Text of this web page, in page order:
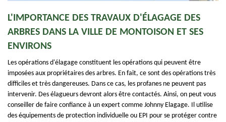
L'IMPORTANCE DES TRAVAUX D'ÉLAGAGE DES
ARBRES DANS LA VILLE DE MONTOISON ET SES
ENVIRONS
Les opérations d'élagage constituent les opérations qui peuvent être
imposées aux propriétaires des arbres. En fait, ce sont des opérations très
difficiles et très dangereuses. Dans ce cas, les profanes ne peuvent pas
intervenir. Des élagueurs devront alors être contactés. Ainsi, on peut vous
conseiller de faire confiance à un expert comme Johnny Elagage. Il utilise
des équipements de protection individuelle ou EPI pour se protéger contre